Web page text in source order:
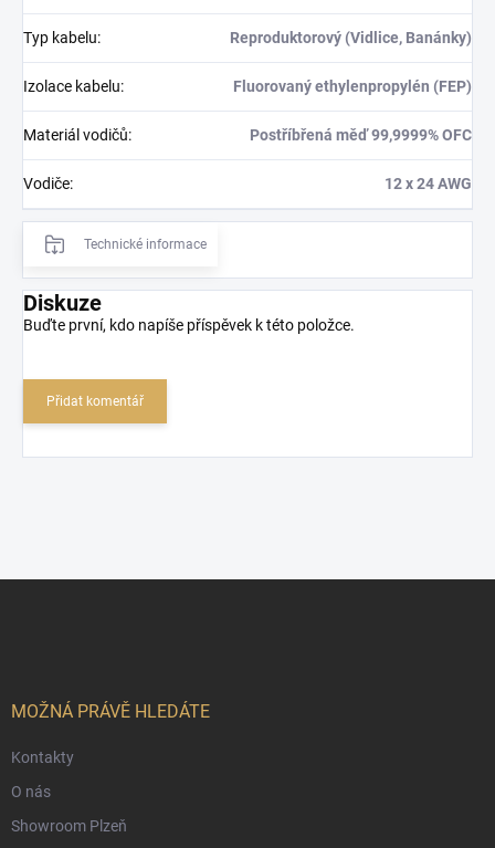
Typ kabelu: Reproduktorový (Vidlice, Banánky)
Izolace kabelu: Fluorovaný ethylenpropylén (FEP)
Materiál vodičů: Postříbřená měď 99,9999% OFC
Vodiče: 12 x 24 AWG
Technické informace
Diskuze
Buďte první, kdo napíše příspěvek k této položce.
Přidat komentář
MOŽNÁ PRÁVĚ HLEDÁTE
Kontakty
O nás
Showroom Plzeň